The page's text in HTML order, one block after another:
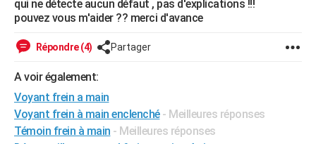
VOYAGE
CARTE DE VOEUX
Carte de Noël
Carte Bonne année
Carte Saint-Valentin
Carte Pâques
Carte d'anniversaire
qui ne détecte aucun défaut , pas d'explications !!!
pouvez vous m'aider ?? merci d'avance
Répondre (4) Partager
A voir également:
Voyant frein a main
Voyant frein à main enclenché - Meilleures réponses
Témoin frein à main - Meilleures réponses